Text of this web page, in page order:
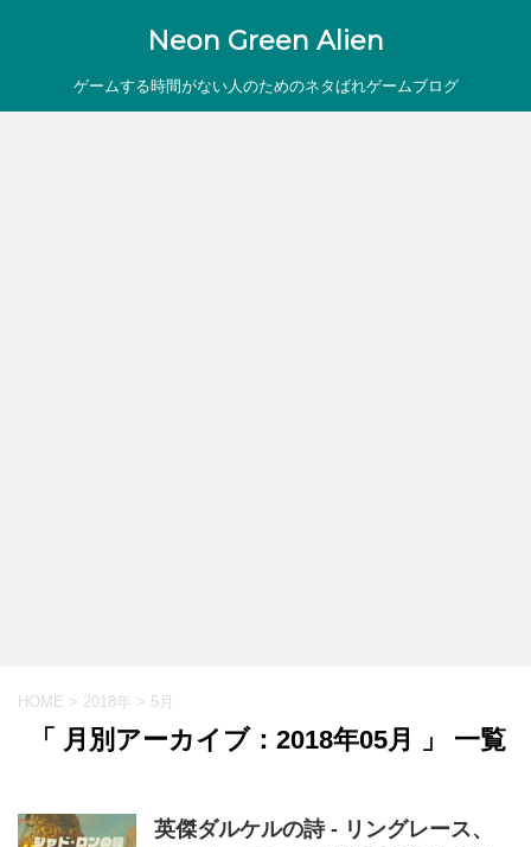
Neon Green Alien
ゲームする時間がない人のためのネタばれゲームブログ
HOME > 2018年 > 5月
「 月別アーカイブ：2018年05月 」 一覧
英傑ダルケルの詩 - リングレース、